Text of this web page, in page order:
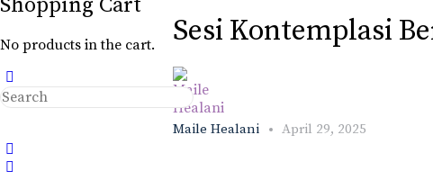
No products in the cart.
Search
for:
Sesi Kontemplasi
Maile Healani April 29, 2025